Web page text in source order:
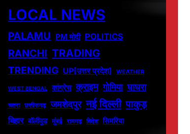
LOCAL NEWS
PALAMU PM मोदी POLITICS
RANCHI TRADING
TRENDING UP[उत्तर प्रदेश] WEATHER
WEST BENGAL कांग्रेस क्राइम गोमिया घाघरा
चतरा छत्तीसगढ़ जमशेदपुर नई दिल्ली पाकुड़
बिहार बॉलीवुड मुंबई रामगढ़ विदेश सिमरिया